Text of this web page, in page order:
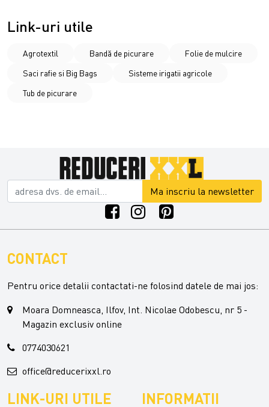
Link-uri utile
Agrotextil Bandă de picurare
Folie de mulcire
Saci rafie si Big Bags
Sisteme irigatii agricole
Tub de picurare
Ma inscriu la newsletter
CONTACT
Pentru orice detalii contactati-ne folosind datele de mai jos:
Moara Domneasca, Ilfov, Int. Nicolae Odobescu, nr 5 -
Magazin exclusiv online
0774030621
office@reducerixxl.ro
LINK-URI UTILE INFORMATII